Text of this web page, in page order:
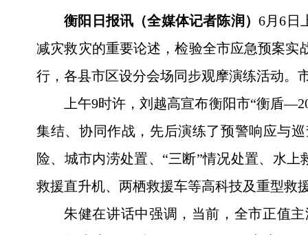
衡阳日报讯（全媒体记者陈润） 6月6日
减灾救灾的重要论述，检验全市应急预案实
行，各县市区设分会场同步观摩演练活动。
上午9时许，刘越高宣布衡阳市“衡盾
集结、协同作战，先后演练了预警响应与
险、城市内涝处置、“三断”情况处置、水
救援直升机、两栖救援车等高科技及重型救
朱健在讲话中强调，当前，全市正值